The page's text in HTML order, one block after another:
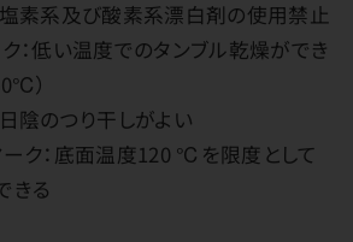
塩素系及び酸素系漂白剤の使用禁止
：低い温度でのタンブル乾燥ができ
）
陰のつり干しがよい
ーク：底面温度120 ℃を限度として
きる